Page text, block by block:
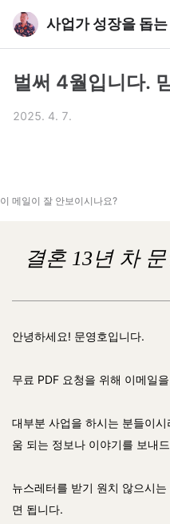
벌써 4월입니다.
2025. 4. 7.
이 메일이 잘 안보이시나요?
결혼 13년 차 문
안녕하세요! 문영호입니다.
무료 PDF 요청을 위해 이메일
대부분 사업을 하시는 분들이
움 되는 정보나 이야기를 보내
뉴스레터를 받기 원치 않으시
면 됩니다.